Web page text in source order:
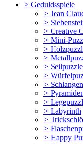
> Geduldsspiele
> Jean
>
> Creative
> Mini-
>
>
> Seilpuzzle
>
>
> Pyramiden
>
> Labyrinth
>
>
> Happy